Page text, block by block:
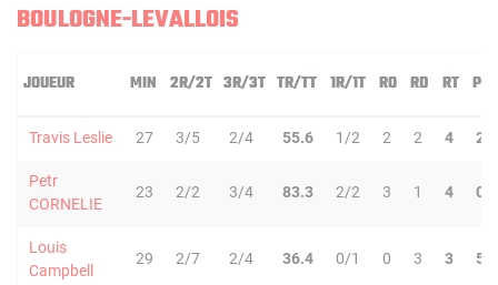
BOULOGNE-LEVALLOIS
JOUEUR MIN 2R/2T 3R/3T TR/TT 1R/1T RO RD RT PD
Travis Leslie 27 3/5 2/4 55.6 1/2 2 2 4 2
Petr
CORNELIE
23 2/2 3/4 83.3 2/2 3 1 4 0
Louis
Campbell
29 2/7 2/4 36.4 0/1 0 3 3 5